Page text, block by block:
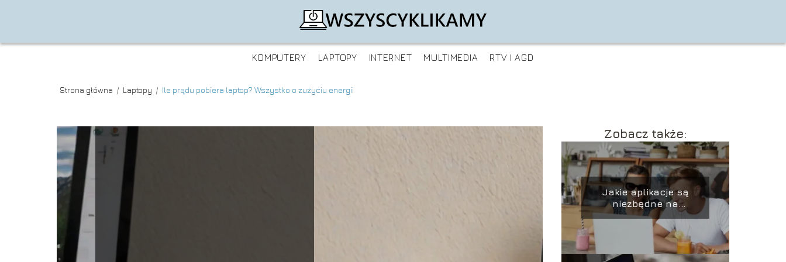
KOMPUTERY LAPTOPY INTERNET MULTIMEDIA RTV I AGD
Strona główna / Laptopy / Ile prądu pobiera laptop? Wszystko o zużyciu energii
Zobacz także:
Jakie aplikacje są
niezbędne na
laptopie?